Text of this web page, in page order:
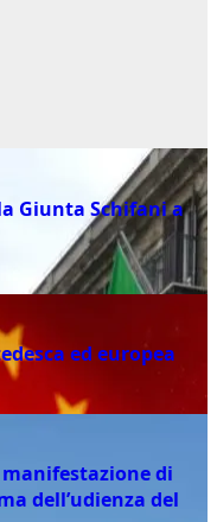
Giunta Schifani a
ed europea
di
dell’udienza del